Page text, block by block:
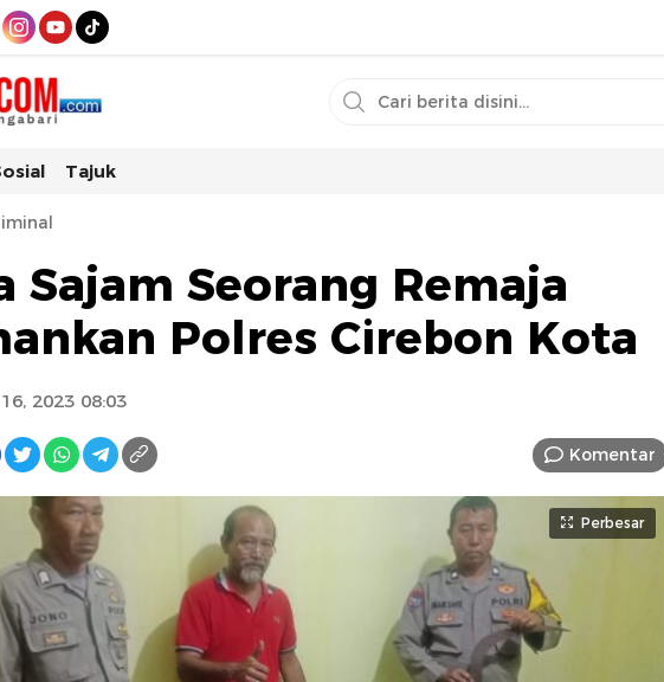
Tajuk
Sajam Seorang Remaja
Polres Cirebon Kota
2023 08:03
Komentar
Perbesar